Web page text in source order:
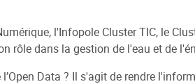
l'Infopole Cluster TIC, le
rôle dans la gestion de l'eau et de
l’Open Data ? Il s'agit de rendre